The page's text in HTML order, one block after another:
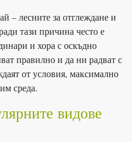
– лесните за отглеждане и
тази причина често е
и хора с оскъдно
правилно и да ни радват с
от условия, максимално
среда.
видове